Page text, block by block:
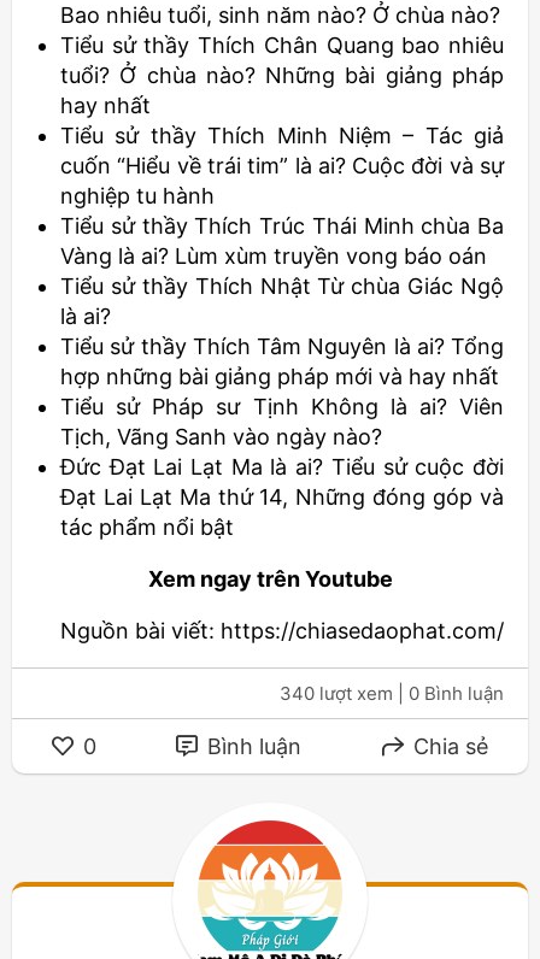
Bao nhiêu tuổi, sinh năm nào? Ở chùa nào?
Tiểu sử thầy Thích Chân Quang bao nhiêu
tuổi? Ở chùa nào? Những bài giảng pháp
hay nhất
Tiểu sử thầy Thích Minh Niệm – Tác giả
cuốn “Hiểu về trái tim” là ai? Cuộc đời và sự
nghiệp tu hành
Tiểu sử thầy Thích Trúc Thái Minh chùa Ba
Vàng là ai? Lùm xùm truyền vong báo oán
Tiểu sử thầy Thích Nhật Từ chùa Giác Ngộ
là ai?
Tiểu sử thầy Thích Tâm Nguyên là ai? Tổng
hợp những bài giảng pháp mới và hay nhất
Tiểu sử Pháp sư Tịnh Không là ai? Viên
Tịch, Vãng Sanh vào ngày nào?
Đức Đạt Lai Lạt Ma là ai? Tiểu sử cuộc đời
Đạt Lai Lạt Ma thứ 14, Những đóng góp và
tác phẩm nổi bật
Xem ngay trên Youtube
Nguồn bài viết: https://chiasedaophat.com/
340 lượt xem | 0 Bình luận
0 Bình luận Chia sẻ